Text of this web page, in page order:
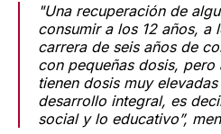
"Una recuperación de
consumir a los 12 años, a
carrera de seis años de
con pequeñas dosis,
tienen dosis muy
desarrollo integral, es
social y lo educativo”,